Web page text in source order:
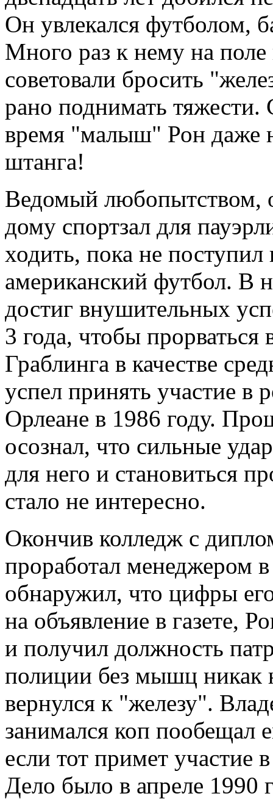
Он увлекался футболом,
Много раз к нему на
советовали бросить
рано поднимать тяжести.
время "малыш" Рон даже
штанга!
Ведомый любопытством,
дому спортзал для
ходить, пока не
американский футбол. В
достиг внушительных
3 года, чтобы прорваться
Граблинга в качестве
успел принять участие в
Орлеане в 1986 году.
осознал, что сильные
для него и становиться
стало не интересно.
Окончив колледж с
проработал менеджером
обнаружил, что цифры
на объявление в газете,
и получил должность
полиции без мышц никак
вернулся к "железу".
занимался коп пообещал
если тот примет участие
Дело было в апреле 1990